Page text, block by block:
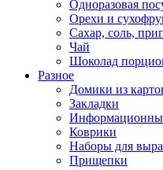
Одноразовая
Орехи и
Сахар, соль,
Чай
Шоколад
Разное
Домики из
Закладки
Коврики
Наборы для
Прищепки